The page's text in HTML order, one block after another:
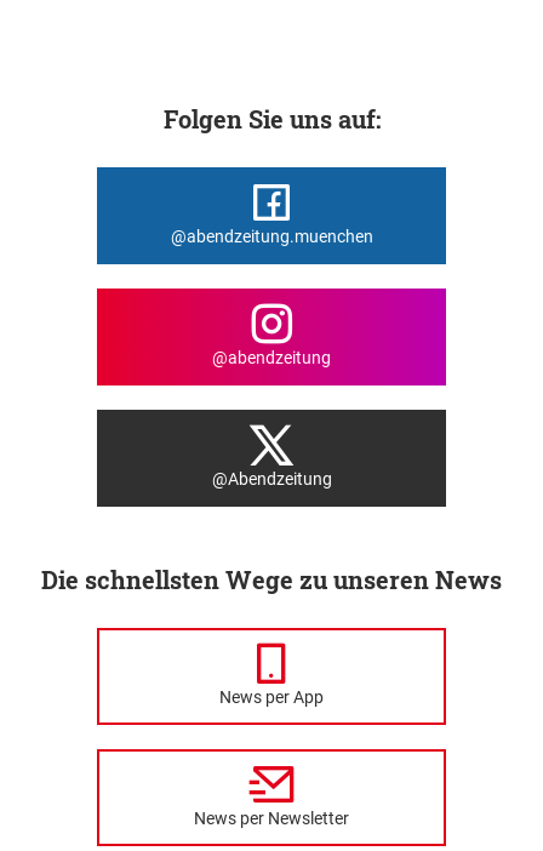
Folgen Sie uns auf:
@abendzeitung.muenchen
@abendzeitung
@Abendzeitung
Die schnellsten Wege zu unseren News
News per App
News per Newsletter